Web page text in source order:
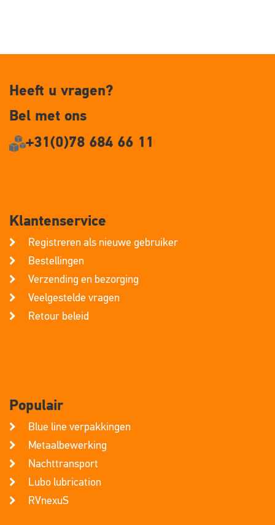
Heeft u vragen?
Bel met ons
+31(0)78 684 66 11
Klantenservice
Registreren als nieuwe gebruiker
Bestellingen
Verzending en bezorging
Veelgestelde vragen
Retour beleid
Populair
Blue line verpakkingen
Metaalbewerking
Nachttransport
Lubo lubrication
RVnexuS